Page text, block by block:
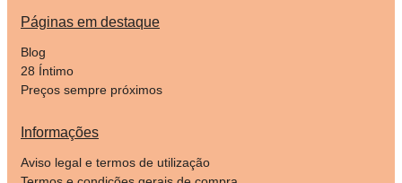
Páginas em destaque
Blog
28 Íntimo
Preços sempre próximos
Informações
Aviso legal e termos de utilização